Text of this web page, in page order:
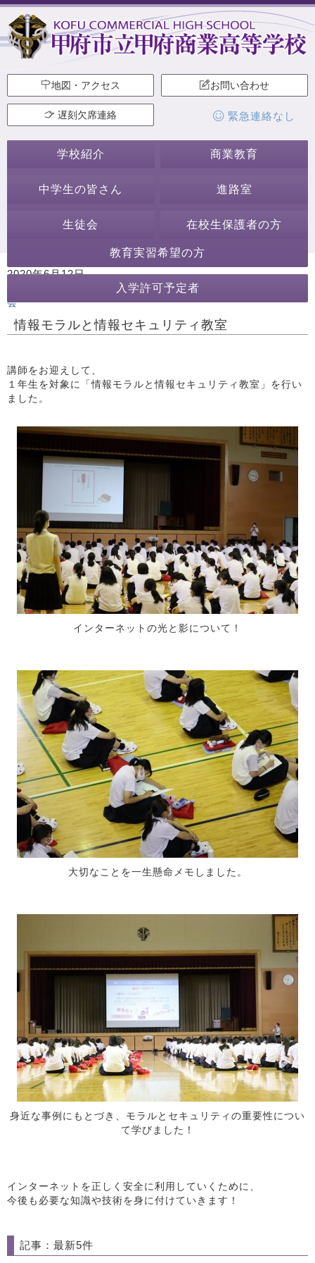
地図・アクセス お問い合わせ
遅刻欠席連絡 緊急連絡なし
学校紹介 商業教育
中学生の皆さん 進路室
生徒会 在校生保護者の方
教育実習希望の方
入学許可予定者
2020年6月12日
行事・活動 講演会・講習会
会
情報モラルと情報セキュリティ教室
講師をお迎えして、
１年生を対象に「情報モラルと情報セキュリティ教室」を行い
ました。
インターネットの光と影について！
大切なことを一生懸命メモしました。
身近な事例にもとづき、モラルとセキュリティの重要性につい
て学びました！
インターネットを正しく安全に利用していくために、
今後も必要な知識や技術を身に付けていきます！
記事：最新5件